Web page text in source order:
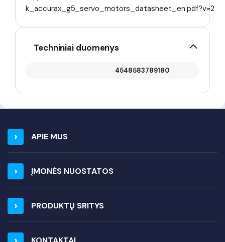
k_accurax_g5_servo_motors_datasheet_en.pdf?v=2
Techniniai duomenys
4548583789180
APIE MUS
ĮMONĖS NUOSTATOS
PRODUKTŲ SRITYS